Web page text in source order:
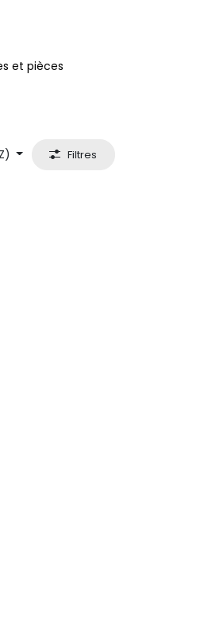
et pièces
Filtres